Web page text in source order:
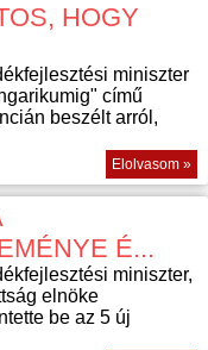
HOGY
miniszter
című
beszélt arról,
Elolvasom »
É...
miniszter,
elnöke
be az 5 új